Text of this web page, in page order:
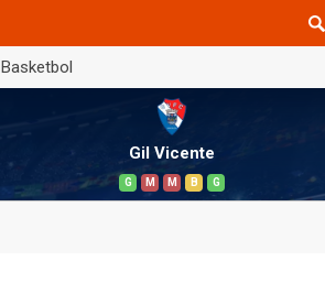
Basketbol
Gil Vicente
G M M B G